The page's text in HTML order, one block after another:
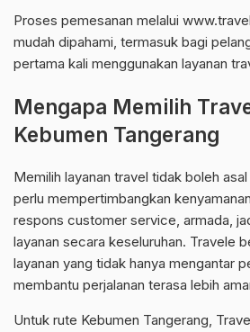
Proses pemesanan melalui
mudah dipahami, termasuk bagi
pertama kali menggunakan layanan
Mengapa Memilih
Kebumen Tangerang
Memilih layanan travel tidak boleh
perlu mempertimbangkan
respons customer service, armada,
layanan secara keseluruhan. Travele
layanan yang tidak hanya mengantar
membantu perjalanan terasa lebih
Untuk rute Kebumen Tangerang,